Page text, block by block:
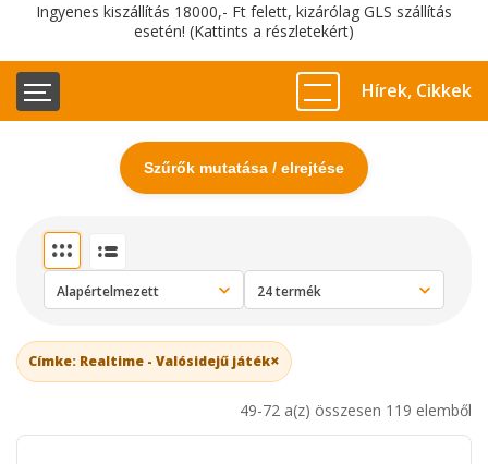
Ingyenes kiszállítás 18000,- Ft felett, kizárólag GLS szállítás
esetén! (Kattints a részletekért)
Hírek, Cikkek
Szűrők mutatása / elrejtése
Címke: Realtime - Valósidejű játék×
49-72 a(z) összesen 119 elemből